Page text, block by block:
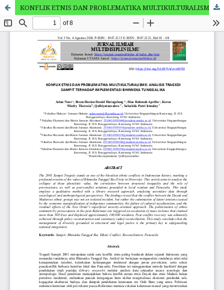
KONFLIK ETNIS DAN PROBLEMATIKA MULTIKULTURALISME: ANALISIS TRAGEDI SAMPIT TERHADAP IMPLEMENTASI BHINNEKA TUNGGAL IKA